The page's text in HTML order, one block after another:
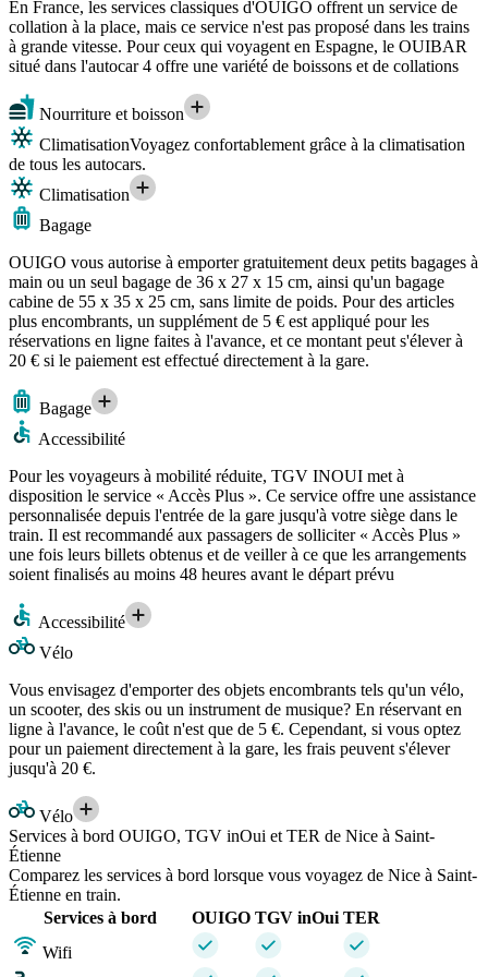
En France, les services classiques d'OUIGO offrent un service de
collation à la place, mais ce service n'est pas proposé dans les trains
à grande vitesse. Pour ceux qui voyagent en Espagne, le OUIBAR
situé dans l'autocar 4 offre une variété de boissons et de collations
Nourriture et boisson
ClimatisationVoyagez confortablement grâce à la climatisation
de tous les autocars.
Climatisation
Bagage
OUIGO vous autorise à emporter gratuitement deux petits bagages à
main ou un seul bagage de 36 x 27 x 15 cm, ainsi qu'un bagage
cabine de 55 x 35 x 25 cm, sans limite de poids. Pour des articles
plus encombrants, un supplément de 5 € est appliqué pour les
réservations en ligne faites à l'avance, et ce montant peut s'élever à
20 € si le paiement est effectué directement à la gare.
Bagage
Accessibilité
Pour les voyageurs à mobilité réduite, TGV INOUI met à
disposition le service « Accès Plus ». Ce service offre une assistance
personnalisée depuis l'entrée de la gare jusqu'à votre siège dans le
train. Il est recommandé aux passagers de solliciter « Accès Plus »
une fois leurs billets obtenus et de veiller à ce que les arrangements
soient finalisés au moins 48 heures avant le départ prévu
Accessibilité
Vélo
Vous envisagez d'emporter des objets encombrants tels qu'un vélo,
un scooter, des skis ou un instrument de musique? En réservant en
ligne à l'avance, le coût n'est que de 5 €. Cependant, si vous optez
pour un paiement directement à la gare, les frais peuvent s'élever
jusqu'à 20 €.
Vélo
Services à bord OUIGO, TGV inOui et TER de Nice à Saint-
Étienne
Comparez les services à bord lorsque vous voyagez de Nice à Saint-
Étienne en train.
Services à bord
OUIGO TGV inOui TER
Wifi